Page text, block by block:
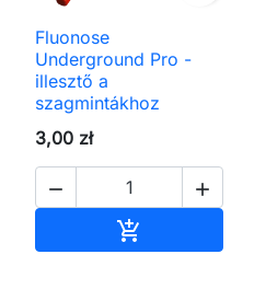
Fluonose
Underground Pro -
illesztő a
szagmintákhoz
3,00 zł
 
